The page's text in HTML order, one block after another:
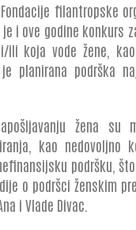
filantropske
i ove godine konkurs
ili koja vode žene,
planirana podrška
žena su
kao nedovoljno
podršku,
o podršci ženskim
i Vlade Divac.